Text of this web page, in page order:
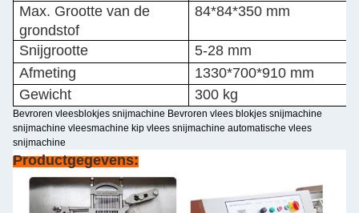
Max. Grootte van de
grondstof
84*84*350 mm
Snijgrootte
5-28 mm
Afmeting
1330*700*910 mm
Gewicht
300 kg
Bevroren vleesblokjes snijmachine Bevroren vlees blokjes snijmachine
snijmachine vleesmachine kip vlees snijmachine automatische vlees
snijmachine
Productgegevens: